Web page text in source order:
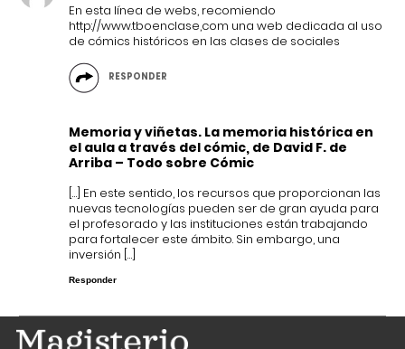
En esta línea de webs, recomiendo
http://www.tboenclase,com una web dedicada al uso
de cómics históricos en las clases de sociales
RESPONDER
Memoria y viñetas. La memoria histórica en
el aula a través del cómic, de David F. de
Arriba – Todo sobre Cómic
[…] En este sentido, los recursos que proporcionan las
nuevas tecnologías pueden ser de gran ayuda para
el profesorado y las instituciones están trabajando
para fortalecer este ámbito. Sin embargo, una
inversión […]
Responder